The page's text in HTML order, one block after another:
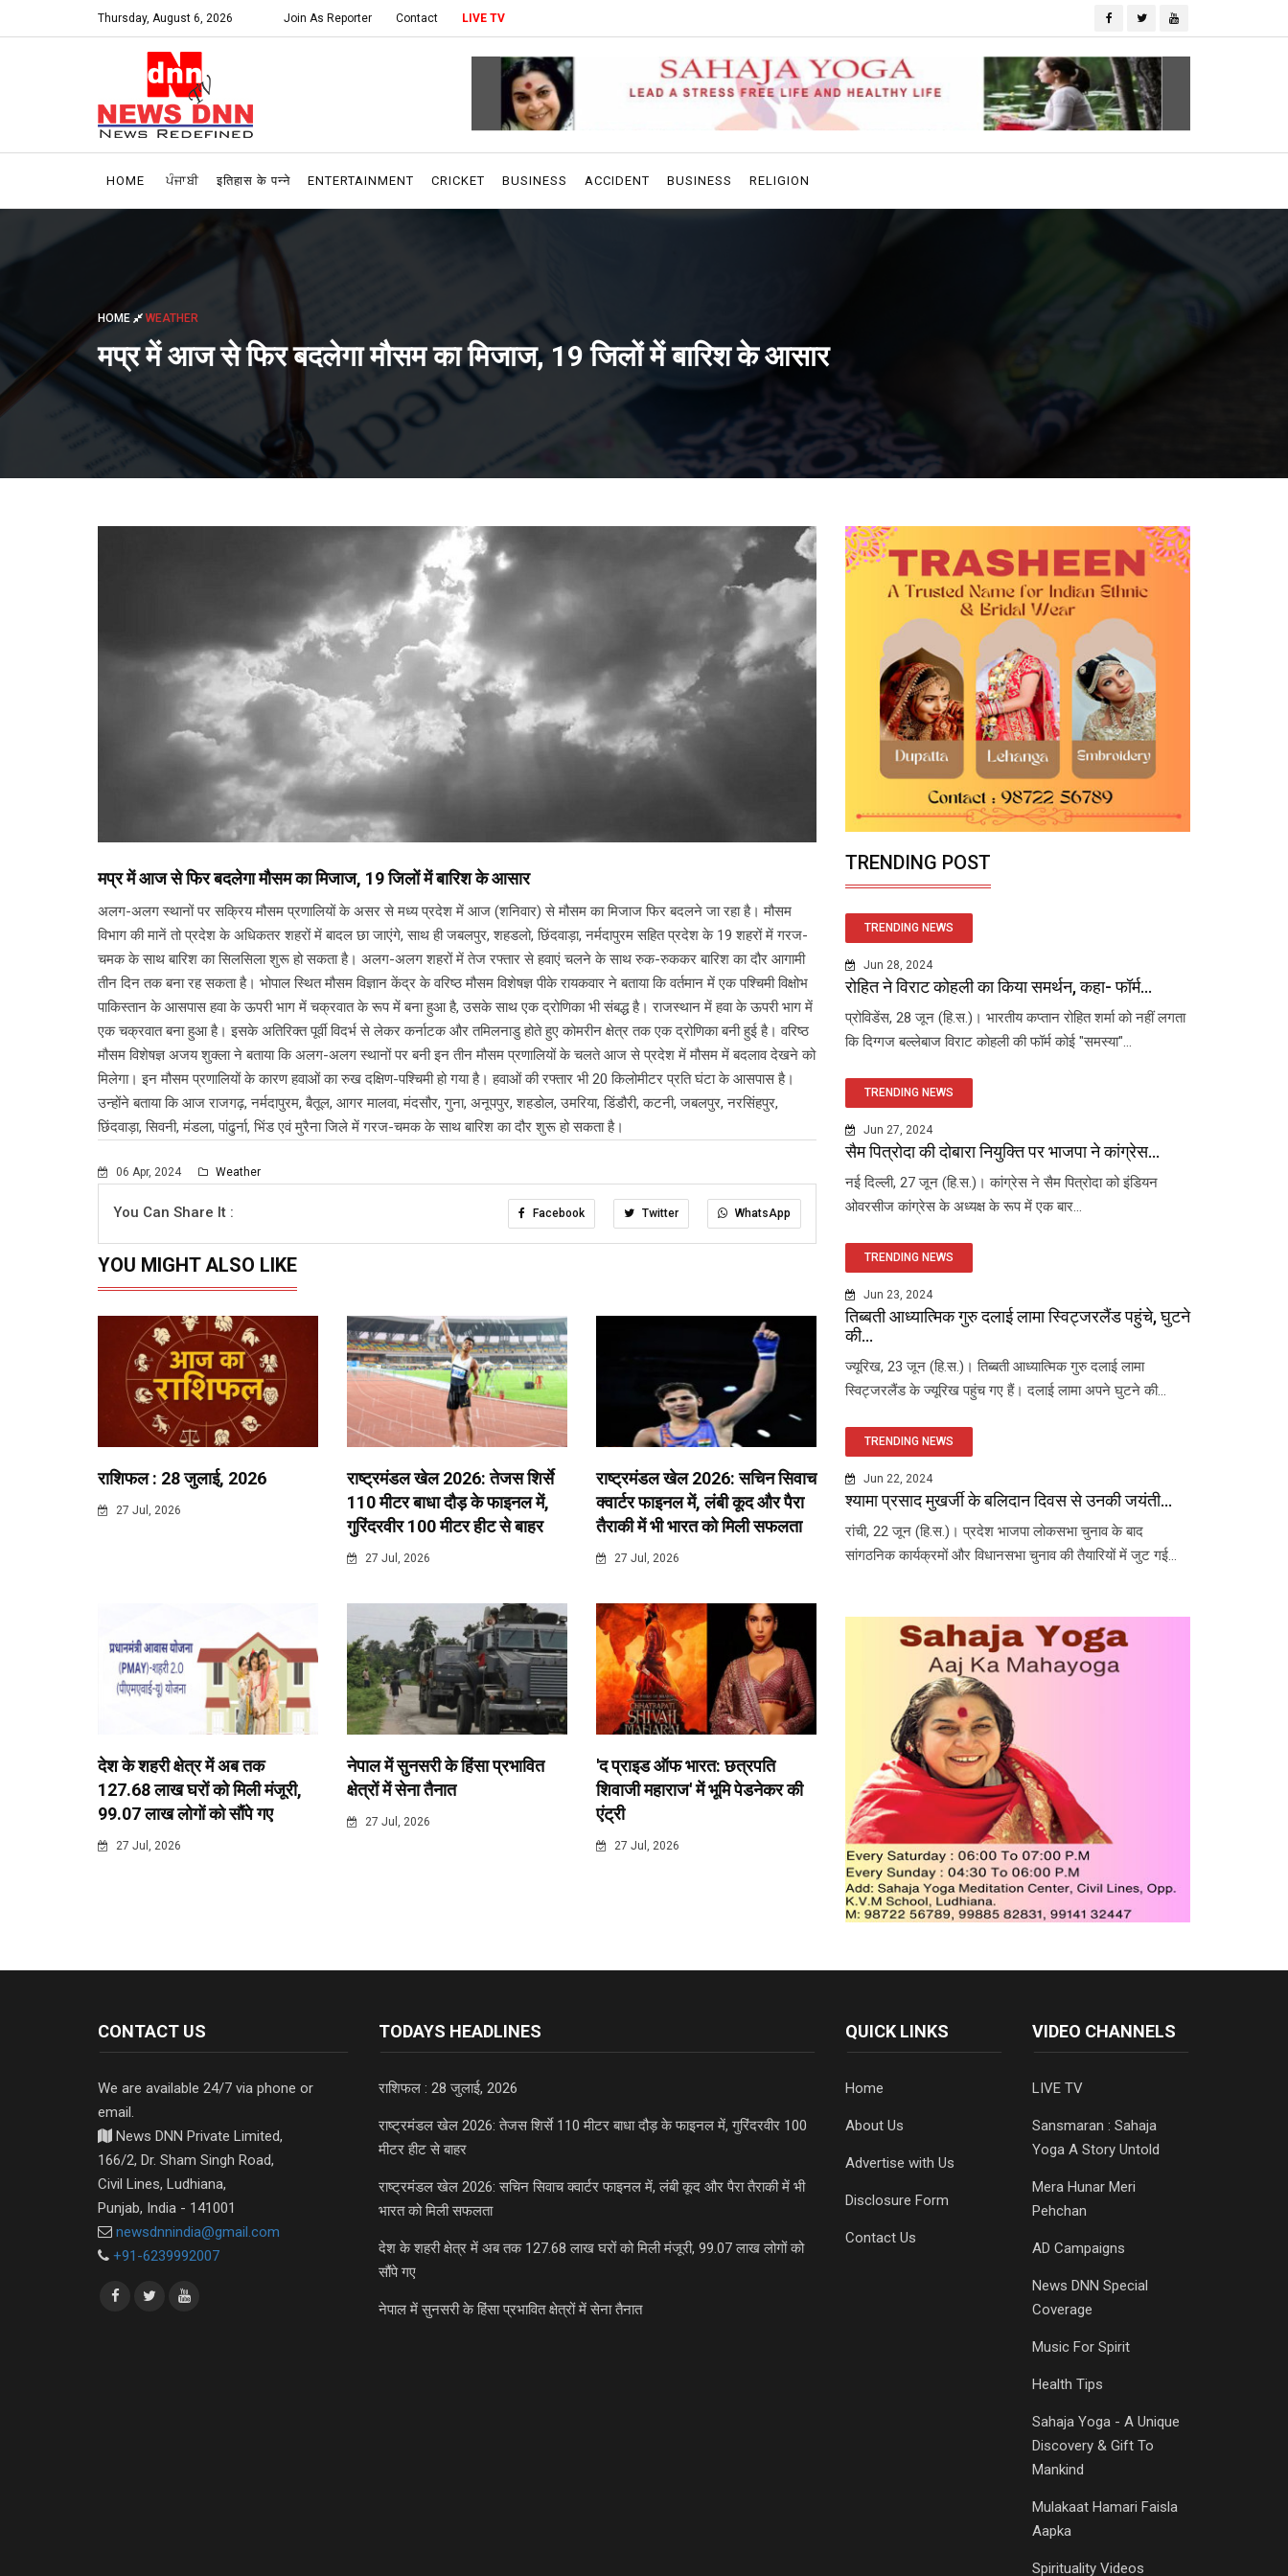
Thursday, August 6, 2026 Join As Reporter Contact LIVE TV
HOME ਪੰਜਾਬੀ इतिहास के पन्ने ENTERTAINMENT CRICKET BUSINESS ACCIDENT BUSINESS RELIGION
HOME WEATHER
मप्र में आज से फिर बदलेगा मौसम का मिजाज, 19 जिलों में बारिश के आसार
मप्र में आज से फिर बदलेगा मौसम का मिजाज, 19 जिलों में बारिश के आसार
अलग-अलग स्थानों पर सक्रिय मौसम प्रणालियों के असर से मध्य प्रदेश में आज (शनिवार) से मौसम का मिजाज फिर बदलने जा रहा है। मौसम
विभाग की मानें तो प्रदेश के अधिकतर शहरों में बादल छा जाएंगे, साथ ही जबलपुर, शहडलो, छिंदवाड़ा, नर्मदापुरम सहित प्रदेश के 19 शहरों में गरज-
चमक के साथ बारिश का सिलसिला शुरू हो सकता है। अलग-अलग शहरों में तेज रफ्तार से हवाएं चलने के साथ रुक-रुककर बारिश का दौर आगामी
तीन दिन तक बना रह सकता है। भोपाल स्थित मौसम विज्ञान केंद्र के वरिष्ठ मौसम विशेषज्ञ पीके रायकवार ने बताया कि वर्तमान में एक पश्चिमी विक्षोभ
पाकिस्तान के आसपास हवा के ऊपरी भाग में चक्रवात के रूप में बना हुआ है, उसके साथ एक द्रोणिका भी संबद्ध है। राजस्थान में हवा के ऊपरी भाग में
एक चक्रवात बना हुआ है। इसके अतिरिक्त पूर्वी विदर्भ से लेकर कर्नाटक और तमिलनाडु होते हुए कोमरीन क्षेत्र तक एक द्रोणिका बनी हुई है। वरिष्ठ
मौसम विशेषज्ञ अजय शुक्ला ने बताया कि अलग-अलग स्थानों पर बनी इन तीन मौसम प्रणालियों के चलते आज से प्रदेश में मौसम में बदलाव देखने को
मिलेगा। इन मौसम प्रणालियों के कारण हवाओं का रुख दक्षिण-पश्चिमी हो गया है। हवाओं की रफ्तार भी 20 किलोमीटर प्रति घंटा के आसपास है।
उन्होंने बताया कि आज राजगढ़, नर्मदापुरम, बैतूल, आगर मालवा, मंदसौर, गुना, अनूपपुर, शहडोल, उमरिया, डिंडौरी, कटनी, जबलपुर, नरसिंहपुर,
छिंदवाड़ा, सिवनी, मंडला, पांढुर्ना, भिंड एवं मुरैना जिले में गरज-चमक के साथ बारिश का दौर शुरू हो सकता है।
06 Apr, 2024 Weather
You Can Share It : Facebook Twitter WhatsApp
YOU MIGHT ALSO LIKE
राशिफल : 28 जुलाई, 2026
27 Jul, 2026
राष्ट्रमंडल खेल 2026: तेजस शिर्से
110 मीटर बाधा दौड़ के फाइनल में,
गुरिंदरवीर 100 मीटर हीट से बाहर
27 Jul, 2026
राष्ट्रमंडल खेल 2026: सचिन सिवाच
क्वार्टर फाइनल में, लंबी कूद और पैरा
तैराकी में भी भारत को मिली सफलता
27 Jul, 2026
देश के शहरी क्षेत्र में अब तक
127.68 लाख घरों को मिली मंजूरी,
99.07 लाख लोगों को सौंपे गए
27 Jul, 2026
नेपाल में सुनसरी के हिंसा प्रभावित
क्षेत्रों में सेना तैनात
27 Jul, 2026
'द प्राइड ऑफ भारत: छत्रपति
शिवाजी महाराज' में भूमि पेडनेकर की
एंट्री
27 Jul, 2026
TRENDING POST
TRENDING NEWS
Jun 28, 2024
रोहित ने विराट कोहली का किया समर्थन, कहा- फॉर्म...
प्रोविडेंस, 28 जून (हि.स.)। भारतीय कप्तान रोहित शर्मा को नहीं लगता
कि दिग्गज बल्लेबाज विराट कोहली की फॉर्म कोई "समस्या"...
TRENDING NEWS
Jun 27, 2024
सैम पित्रोदा की दोबारा नियुक्ति पर भाजपा ने कांग्रेस...
नई दिल्ली, 27 जून (हि.स.)। कांग्रेस ने सैम पित्रोदा को इंडियन
ओवरसीज कांग्रेस के अध्यक्ष के रूप में एक बार...
TRENDING NEWS
Jun 23, 2024
तिब्बती आध्यात्मिक गुरु दलाई लामा स्विट्जरलैंड पहुंचे, घुटने
की...
ज्यूरिख, 23 जून (हि.स.)। तिब्बती आध्यात्मिक गुरु दलाई लामा
स्विट्जरलैंड के ज्यूरिख पहुंच गए हैं। दलाई लामा अपने घुटने की...
TRENDING NEWS
Jun 22, 2024
श्यामा प्रसाद मुखर्जी के बलिदान दिवस से उनकी जयंती...
रांची, 22 जून (हि.स.)। प्रदेश भाजपा लोकसभा चुनाव के बाद
सांगठनिक कार्यक्रमों और विधानसभा चुनाव की तैयारियों में जुट गई...
CONTACT US
We are available 24/7 via phone or
email.
News DNN Private Limited,
166/2, Dr. Sham Singh Road,
Civil Lines, Ludhiana,
Punjab, India - 141001
newsdnnindia@gmail.com
+91-6239992007
TODAYS HEADLINES
राशिफल : 28 जुलाई, 2026
राष्ट्रमंडल खेल 2026: तेजस शिर्से 110 मीटर बाधा दौड़ के फाइनल में, गुरिंदरवीर 100
मीटर हीट से बाहर
राष्ट्रमंडल खेल 2026: सचिन सिवाच क्वार्टर फाइनल में, लंबी कूद और पैरा तैराकी में भी
भारत को मिली सफलता
देश के शहरी क्षेत्र में अब तक 127.68 लाख घरों को मिली मंजूरी, 99.07 लाख लोगों को
सौंपे गए
नेपाल में सुनसरी के हिंसा प्रभावित क्षेत्रों में सेना तैनात
QUICK LINKS
Home
About Us
Advertise with Us
Disclosure Form
Contact Us
VIDEO CHANNELS
LIVE TV
Sansmaran : Sahaja
Yoga A Story Untold
Mera Hunar Meri
Pehchan
AD Campaigns
News DNN Special
Coverage
Music For Spirit
Health Tips
Sahaja Yoga - A Unique
Discovery & Gift To
Mankind
Mulakaat Hamari Faisla
Aapka
Spirituality Videos